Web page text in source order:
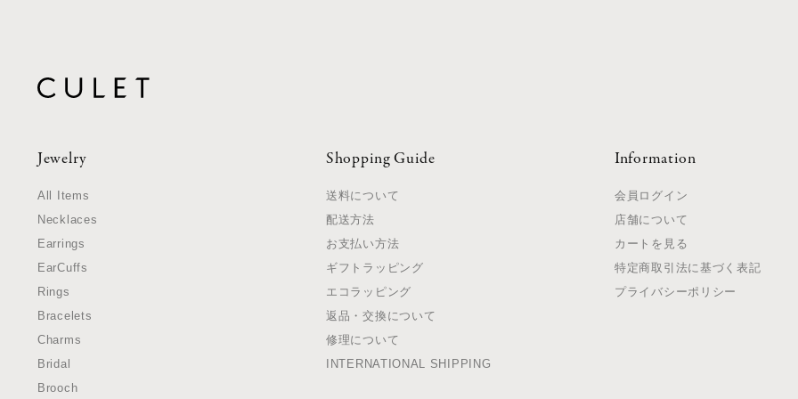
Jewelry
All Items
Necklaces
Earrings
EarCuffs
Rings
Bracelets
Charms
Bridal
Brooch
Shopping Guide
送料について
配送方法
お支払い方法
ギフトラッピング
エコラッピング
返品・交換について
修理について
INTERNATIONAL SHIPPING
Information
会員ログイン
店舗について
カートを見る
特定商取引法に基づく表記
プライバシーポリシー